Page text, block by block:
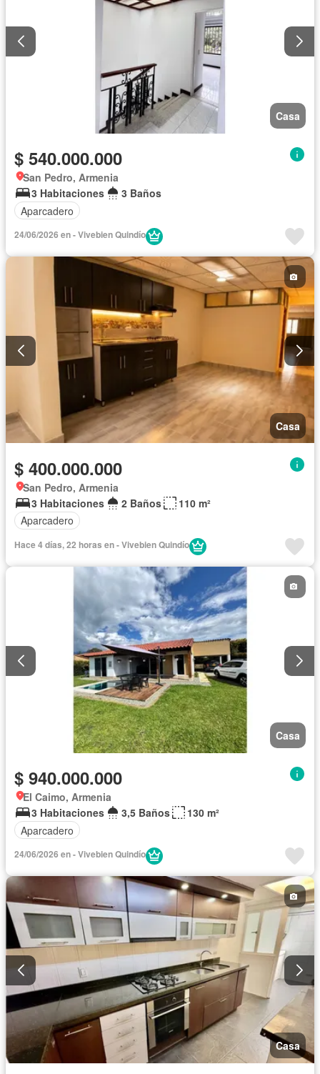
Casa
$ 540.000.000
San Pedro, Armenia
3 Habitaciones
3 Baños
Aparcadero
24/06/2026 en - Vivebien Quindío
Casa
$ 400.000.000
San Pedro, Armenia
3 Habitaciones
2 Baños
110 m²
Aparcadero
Hace 4 días, 22 horas en - Vivebien Quindío
Casa
$ 940.000.000
El Caimo, Armenia
3 Habitaciones
3,5 Baños
130 m²
Aparcadero
24/06/2026 en - Vivebien Quindío
Casa